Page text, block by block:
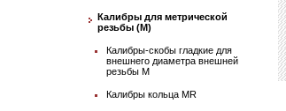
Калибры для метрической
резьбы (М)
Калибры-скобы гладкие для
внешнего диаметра внешней
резьбы М
Калибры кольца MR